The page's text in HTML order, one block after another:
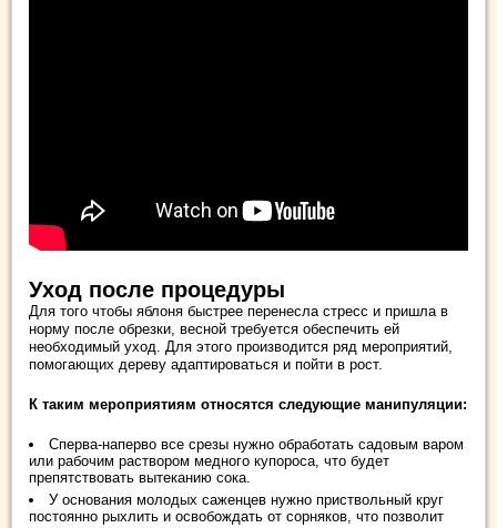
Уход после процедуры
Для того чтобы яблоня быстрее перенесла стресс и пришла в
норму после обрезки, весной требуется обеспечить ей
необходимый уход. Для этого производится ряд мероприятий,
помогающих дереву адаптироваться и пойти в рост.
К таким мероприятиям относятся следующие манипуляции:
Сперва-наперво все срезы нужно обработать садовым варом
или рабочим раствором медного купороса, что будет
препятствовать вытеканию сока.
У основания молодых саженцев нужно приствольный круг
постоянно рыхлить и освобождать от сорняков, что позволит